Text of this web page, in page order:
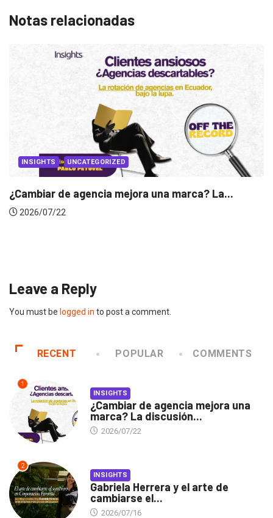
Notas relacionadas
La... INSIGHTS
Leave a Reply
You must be logged in to post a comment.
RECENT POPULAR COMMENTS
1
INSIGHTS
¿Cambiar de agencia mejora una
marca? La discusión...
2026/07/22
2
INSIGHTS
Gabriela Herrera y el arte de
cambiarse el...
2026/07/16